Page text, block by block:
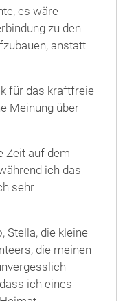
es wäre
zu den
anstatt
für das kraftfreie
Meinung über
Zeit auf dem
ich das
sehr
Stella, die kleine
die meinen
ich eines